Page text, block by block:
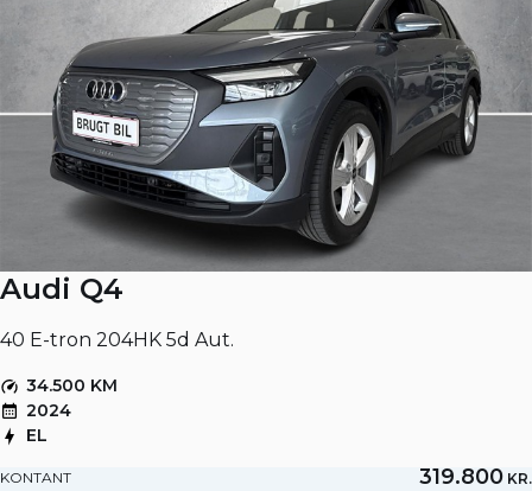
Audi Q4
40 E-tron 204HK 5d Aut.
34.500 KM
2024
EL
KONTANT 319.800 KR.